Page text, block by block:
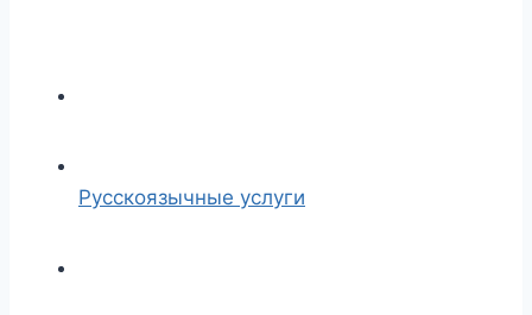
Русскоязычные услуги